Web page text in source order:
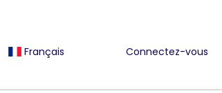
Français Connectez-vous